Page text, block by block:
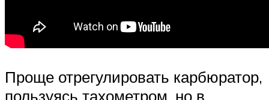
Проще отрегулировать карбюратор,
пользуясь тахометром, но в